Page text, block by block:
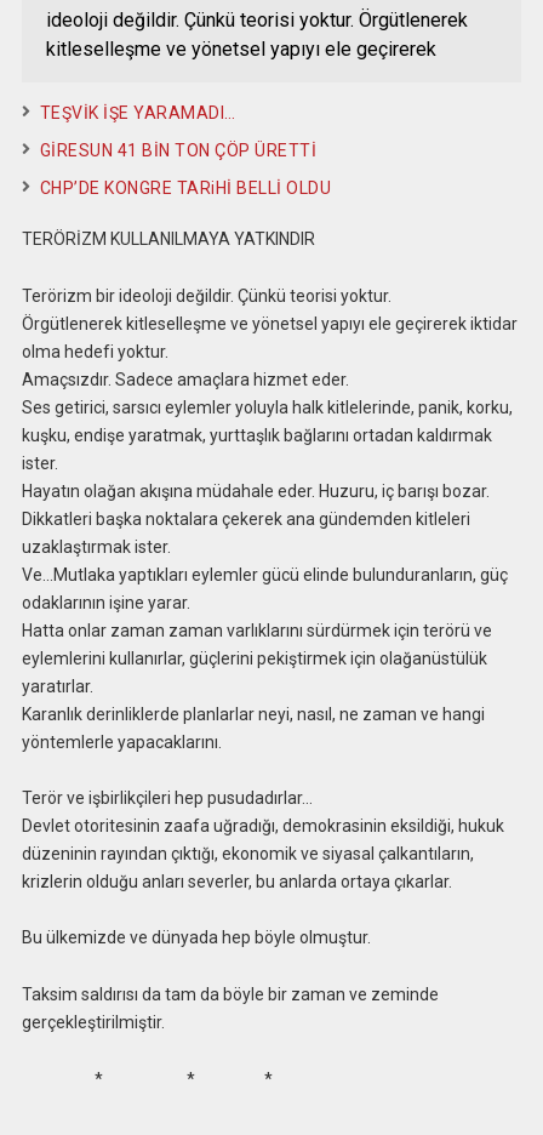
ideoloji değildir. Çünkü teorisi yoktur. Örgütlenerek
kitleselleşme ve yönetsel yapıyı ele geçirerek
TEŞVİK İŞE YARAMADI…
GİRESUN 41 BİN TON ÇÖP ÜRETTİ
CHP’DE KONGRE TARiHİ BELLİ OLDU
TERÖRİZM KULLANILMAYA YATKINDIR
Terörizm bir ideoloji değildir. Çünkü teorisi yoktur.
Örgütlenerek kitleselleşme ve yönetsel yapıyı ele geçirerek iktidar
olma hedefi yoktur.
Amaçsızdır. Sadece amaçlara hizmet eder.
Ses getirici, sarsıcı eylemler yoluyla halk kitlelerinde, panik, korku,
kuşku, endişe yaratmak, yurttaşlık bağlarını ortadan kaldırmak
ister.
Hayatın olağan akışına müdahale eder. Huzuru, iç barışı bozar.
Dikkatleri başka noktalara çekerek ana gündemden kitleleri
uzaklaştırmak ister.
Ve…Mutlaka yaptıkları eylemler gücü elinde bulunduranların, güç
odaklarının işine yarar.
Hatta onlar zaman zaman varlıklarını sürdürmek için terörü ve
eylemlerini kullanırlar, güçlerini pekiştirmek için olağanüstülük
yaratırlar.
Karanlık derinliklerde planlarlar neyi, nasıl, ne zaman ve hangi
yöntemlerle yapacaklarını.
Terör ve işbirlikçileri hep pusudadırlar…
Devlet otoritesinin zaafa uğradığı, demokrasinin eksildiği, hukuk
düzeninin rayından çıktığı, ekonomik ve siyasal çalkantıların,
krizlerin olduğu anları severler, bu anlarda ortaya çıkarlar.
Bu ülkemizde ve dünyada hep böyle olmuştur.
Taksim saldırısı da tam da böyle bir zaman ve zeminde
gerçekleştirilmiştir.
* * *